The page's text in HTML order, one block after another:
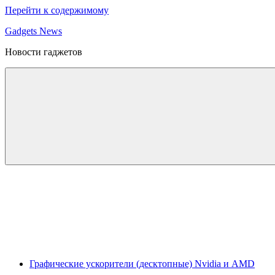
Перейти к содержимому
Gadgets News
Новости гаджетов
Графические ускорители (десктопные) Nvidia и AMD